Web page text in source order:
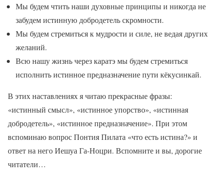
Мы будем чтить наши духовные принципы и никогда не
забудем истинную добродетель скромности.
Мы будем стремиться к мудрости и силе, не ведая других
желаний.
Всю нашу жизнь через каратэ мы будем стремиться
исполнить истинное предназначение пути кёкусинкай.
В этих наставлениях я читаю прекрасные фразы:
«истинный смысл», «истинное упорство», «истинная
добродетель», «истинное предназначение». При этом
вспоминаю вопрос Понтия Пилата «что есть истина?» и
ответ на него Иешуа Га-Ноцри. Вспомните и вы, дорогие
читатели…